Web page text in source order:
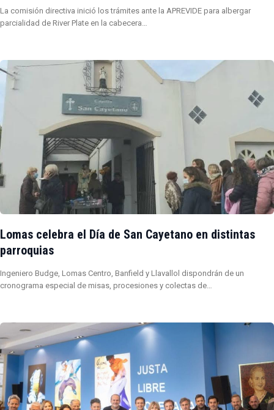
La comisión directiva inició los trámites ante la APREVIDE para albergar
parcialidad de River Plate en la cabecera…
Lomas celebra el Día de San Cayetano en distintas
parroquias
Ingeniero Budge, Lomas Centro, Banfield y Llavallol dispondrán de un
cronograma especial de misas, procesiones y colectas de…